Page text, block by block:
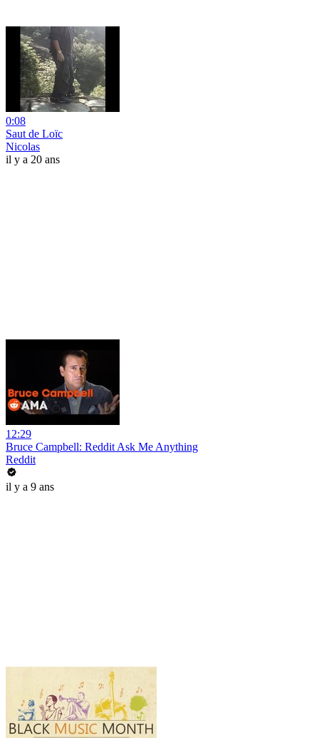
0:08
Saut de Loïc
Nicolas
il y a 20 ans
12:29
Bruce Campbell: Reddit Ask Me Anything
Reddit
il y a 9 ans